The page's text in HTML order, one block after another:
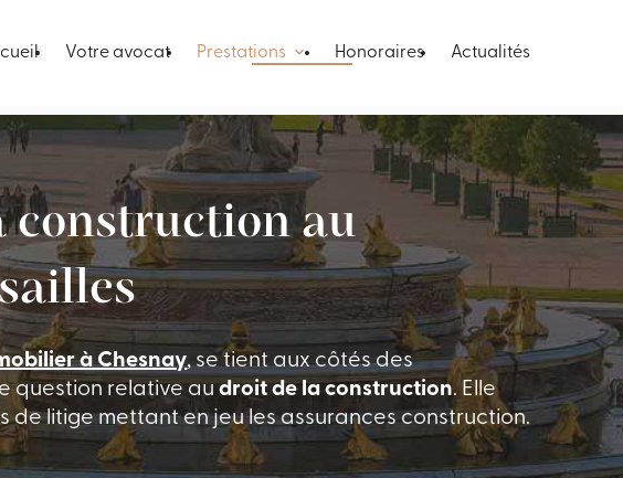
Votre avocat Prestations Honoraires Actualités
construction au
à Chesnay, se tient aux côtés des
question relative audroit de la construction. Elle
litige mettant en jeu les assurances construction.